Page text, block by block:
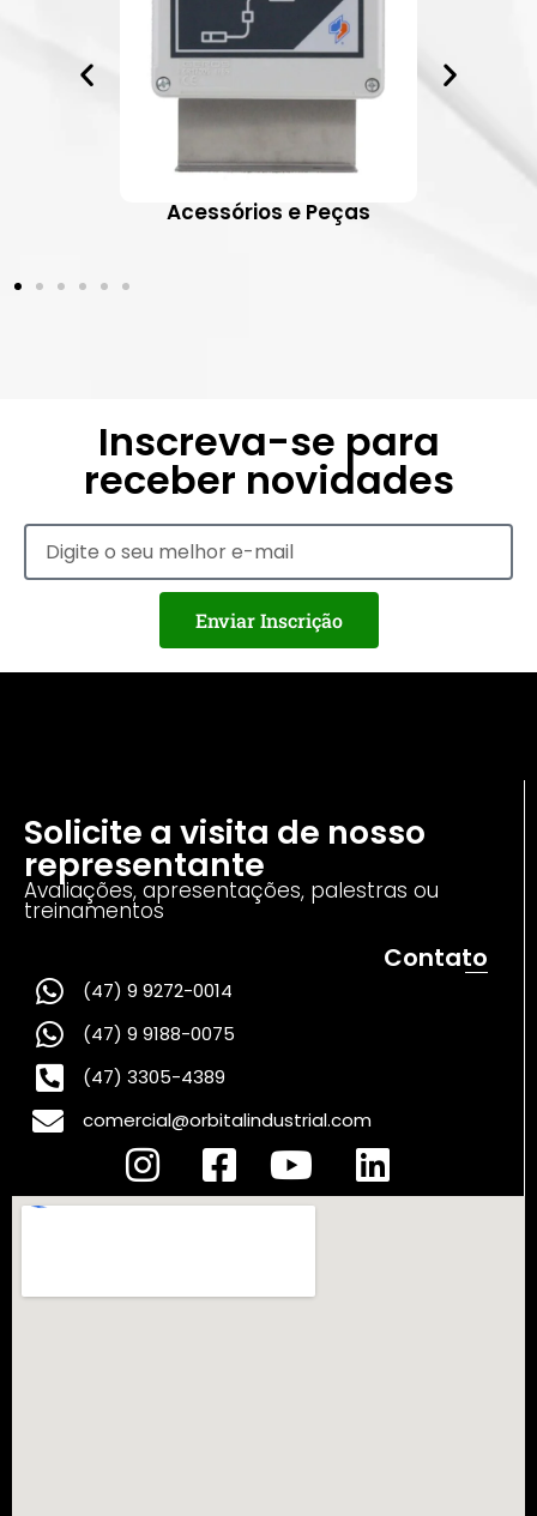
Acessórios e Peças
Inscreva-se para
receber novidades
Enviar Inscrição
Solicite a visita de nosso
representante
Avaliações, apresentações, palestras ou
treinamentos
Contato
(47) 9 9272-0014
(47) 9 9188-0075
(47) 3305-4389
comercial@orbitalindustrial.com